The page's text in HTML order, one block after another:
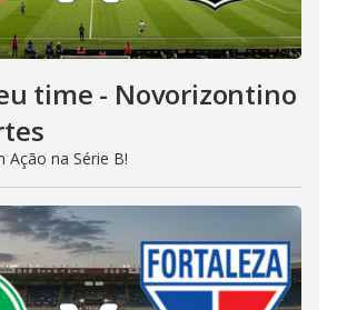
time - Novorizontino
na Série B!